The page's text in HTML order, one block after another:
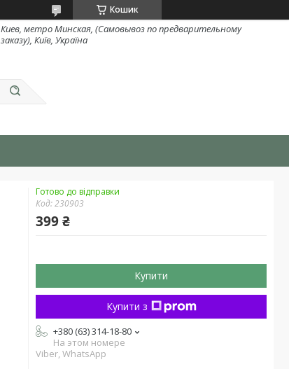
Кошик
Киев, метро Минская, (Самовывоз по предварительному
заказу), Київ, Україна
Готово до відправки
Код:230903
399 ₴
Купити
Купити з
+380 (63) 314-18-80
На этом номере
Viber, WhatsApp